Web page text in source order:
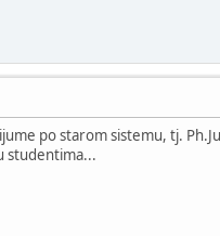
po starom sistemu, tj.
studentima...